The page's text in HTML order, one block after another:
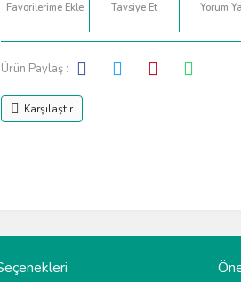
Tavsiye Et Yorum
Ürün Paylaş :
Karşılaştır